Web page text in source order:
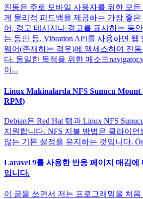
진동은 주로 모바일 사용자를 위한 모든
게 물리적 피드백을 제공하는 가장 좋
어, 경고 메시지나 경고를 표시하는 동
는 동안 등. Vibration API를 사용하면 웹
웨어(존재하는 경우)에 액세스하여 진
다. 동일한 목적을 위한 메소드
이...
Linux Makinalarda NFS Sunucu Mount
RPM)
Debian은 Red Hat 탭과 Linux NFS
지원합니다. NFS 지불 방법은 클라이언
않는 기본 설정을 유지하는 것입니다.
Laravel 9를 사용한 반응 페이지 매김에
입니다.
이 글을 쓰면서 저는 프로그래밍을 처